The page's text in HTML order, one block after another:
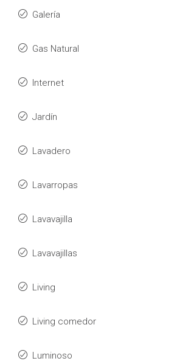
Galería
Gas Natural
Internet
Jardín
Lavadero
Lavarropas
Lavavajilla
Lavavajillas
Living
Living comedor
Luminoso